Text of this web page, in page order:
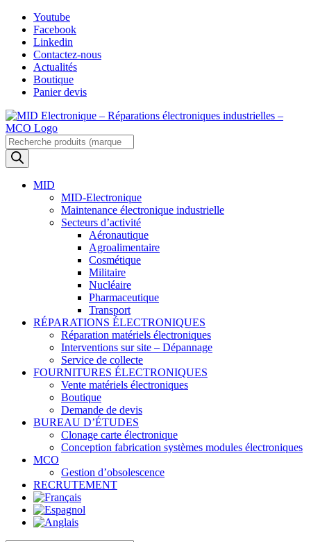
Skip
content
Youtube
Facebook
Linkedin
Contactez-nous
Actualités
Boutique
Panier devis
Recherche
de
produits
MID
MID-Electronique
Maintenance électronique industrielle
Secteurs d’activité
Aéronautique
Agroalimentaire
Cosmétique
Militaire
Nucléaire
Pharmaceutique
Transport
RÉPARATIONS ÉLECTRONIQUES
Réparation matériels électroniques
Interventions sur site – Dépannage
Service de collecte
FOURNITURES ÉLECTRONIQUES
Vente matériels électroniques
Boutique
Demande de devis
BUREAU D’ÉTUDES
Clonage carte électronique
Conception fabrication systèmes modules électroniques
MCO
Gestion d’obsolescence
RECRUTEMENT